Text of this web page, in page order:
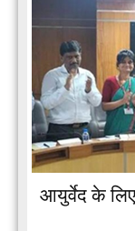
आयुर्वेद के लिए